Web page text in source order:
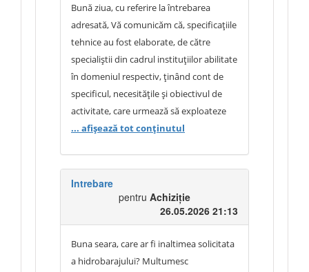
Bună ziua, cu referire la întrebarea
adresată, Vă comunicăm că, specificațiile
tehnice au fost elaborate, de către
specialiștii din cadrul instituțiilor abilitate
în domeniul respectiv, ținând cont de
specificul, necesitățile și obiectivul de
activitate, care urmează să exploateze
bunul solicitat.
specificațiile solicitate de către
autoritatea contractantă.
... afișează tot conținutul
Intrebare
pentru Achiziție
26.05.2026 21:13
Buna seara, care ar fi inaltimea solicitata
a hidrobarajului? Multumesc